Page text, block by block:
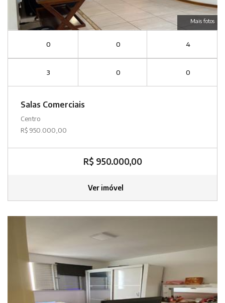
Mais fotos
0 0 4
3 0 0
Salas Comerciais
Centro
R$ 950.000,00
R$ 950.000,00
Ver imóvel